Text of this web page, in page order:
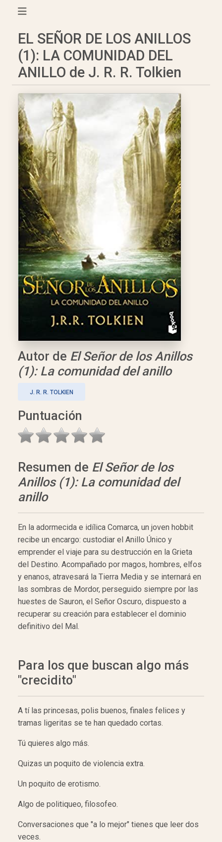
EL SEÑOR DE LOS ANILLOS
(1): LA COMUNIDAD DEL
ANILLO de J. R. R. Tolkien
Autor de El Señor de los Anillos
(1): La comunidad del anillo
J. R. R. TOLKIEN
Puntuación
Resumen de El Señor de los
Anillos (1): La comunidad del
anillo
En la adormecida e idílica Comarca, un joven hobbit
recibe un encargo: custodiar el Anillo Único y
emprender el viaje para su destrucción en la Grieta
del Destino. Acompañado por magos, hombres, elfos
y enanos, atravesará la Tierra Media y se internará en
las sombras de Mordor, perseguido siempre por las
huestes de Sauron, el Señor Oscuro, dispuesto a
recuperar su creación para establecer el dominio
definitivo del Mal.
Para los que buscan algo más
"crecidito"
A tí las princesas, polis buenos, finales felices y
tramas ligeritas se te han quedado cortas.
Tú quieres algo más.
Quizas un poquito de violencia extra.
Un poquito de erotismo.
Algo de politiqueo, filosofeo.
Conversaciones que "a lo mejor" tienes que leer dos
veces.